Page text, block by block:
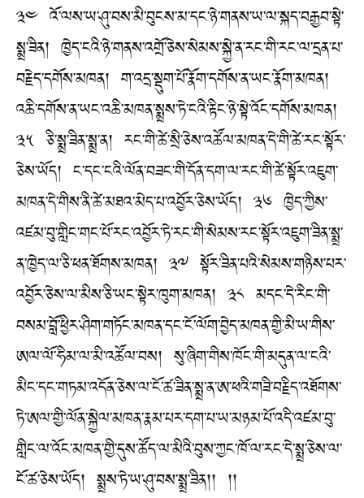
༣༤ འོ་ལས་ཡ་ཤུ་བས་མི་བུངས་མ་དང་ཉེ་གནས་ཡ་ལ་སྐད་བརྒྱབ་སྟེ་
སྨྲ་ཟིན། ཁྱེད་ངའི་ཉེ་གནས་འགྲོ་ཅེས་སེམས་སྐྱེ་ན་རང་གི་རང་ལ་དྲན་པ་
བརྗེད་དགོས་མཁན། ག་འདྲ་སྡུག་པོ་རྣོག་དགོས་ན་ཡང་རྣོག་མཁན།
འཆི་དགོས་ན་ཡང་འཆི་མཁན་སྨྲས་ཏེ་ངའི་རྟིང་ཉེ་སྟེ་འོང་དགོས་མཁན།
༣༥ ཅི་སྨྲ་ཟིན་སྨྲ་ན། རང་གི་ཚེ་སྲི་ཅེས་འཚོལ་མཁན་དེ་གི་ཚེ་རང་སྟོར་
ཅེས་ཡོད། ང་དང་ངའི་ལོན་བཟང་གི་དོན་དག་ལ་རང་གི་ཚེ་སྟོར་འཇུག་
མཁན་དེ་གིས་ནི་ཚེ་མཐའ་མེད་པ་འབྱོར་ཅེས་ཡོད། ༣༦ ཁྱེད་ཀྱིས་
འཛམ་བུ་གླིང་གང་པོ་རང་འབྱོར་ཏེ་རང་གི་སེམས་རང་སྟོར་འཇུག་ཟིན་སྨྲ་
ན་ཁྱེད་ལ་ཅི་ཕན་ཐོགས་མཁན། ༣༧ སྟོར་ཟིན་པའི་སེམས་གཉིས་པར་
འབྱོར་ཅེས་ལ་མིས་ཅི་ཡང་སྟེར་ཁུག་མཁན། ༣༨ མདང་དེ་རིང་གི་
བསམ་བློ་ཕྱིར་ཤིག་གཏོང་མཁན་དང་ངོ་ལོག་བྱེད་མཁན་གྱི་མི་ཡ་གིས་
ཨལ་ལོ་ཧིམ་ལ་མི་འཚོལ་བས། སུ་ཞིག་གིས་ཁོང་གི་མདུན་ལ་ངའི་
མིང་དང་གཏམ་འདོན་ཅེས་ལ་ངོ་ཚ་ཟིན་སྨྲ་ན་ཨ་ཕའི་གཟི་བརྗིད་འཐོགས་
ཏེ་ཨལ་གྱི་ལོན་སྐྱེལ་མཁན་རྣམ་པར་དག་པ་ཡ་མཉམ་པོ་འདི་འཛམ་བུ་
གླིང་ལ་འོང་མཁན་གྱི་དུས་ཚོད་ལ་མིའི་བུས་ཀྱང་ཁོ་ལ་རང་དེ་སྨྲ་ཅེས་ལ་
ངོ་ཚ་ཅེས་ཡོད། སྨྲས་ཏེ་ཡ་ཤུ་བས་སྨྲ་ཟིན།། །།